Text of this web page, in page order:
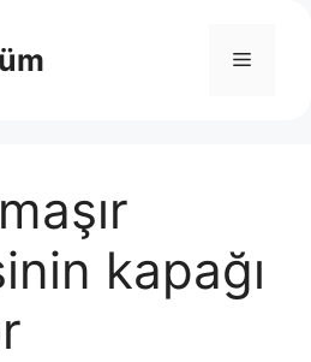
Menü
kapağı